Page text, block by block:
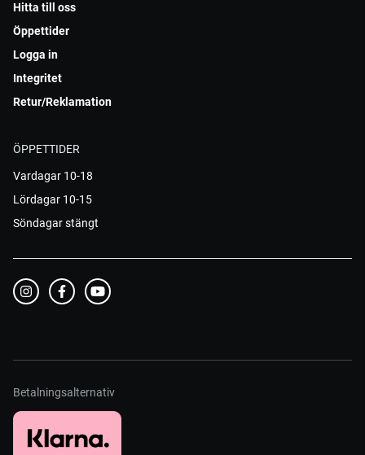
Hitta till oss
Öppettider
Logga in
Integritet
Retur/Reklamation
ÖPPETTIDER
Vardagar 10-18
Lördagar 10-15
Söndagar stängt
Betalningsalternativ